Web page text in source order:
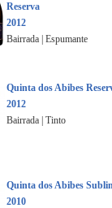
Reserva
2012
Bairrada | Espumante
Quinta dos Abibes
2012
Bairrada | Tinto
Quinta dos Abibes
2010